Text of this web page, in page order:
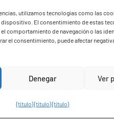
utilizamos tecnologías como las
dispositivo. El consentimiento de estas
comportamiento de navegación o las
el consentimiento, puede afectar
Denegar Ver
{título}{título}{título}